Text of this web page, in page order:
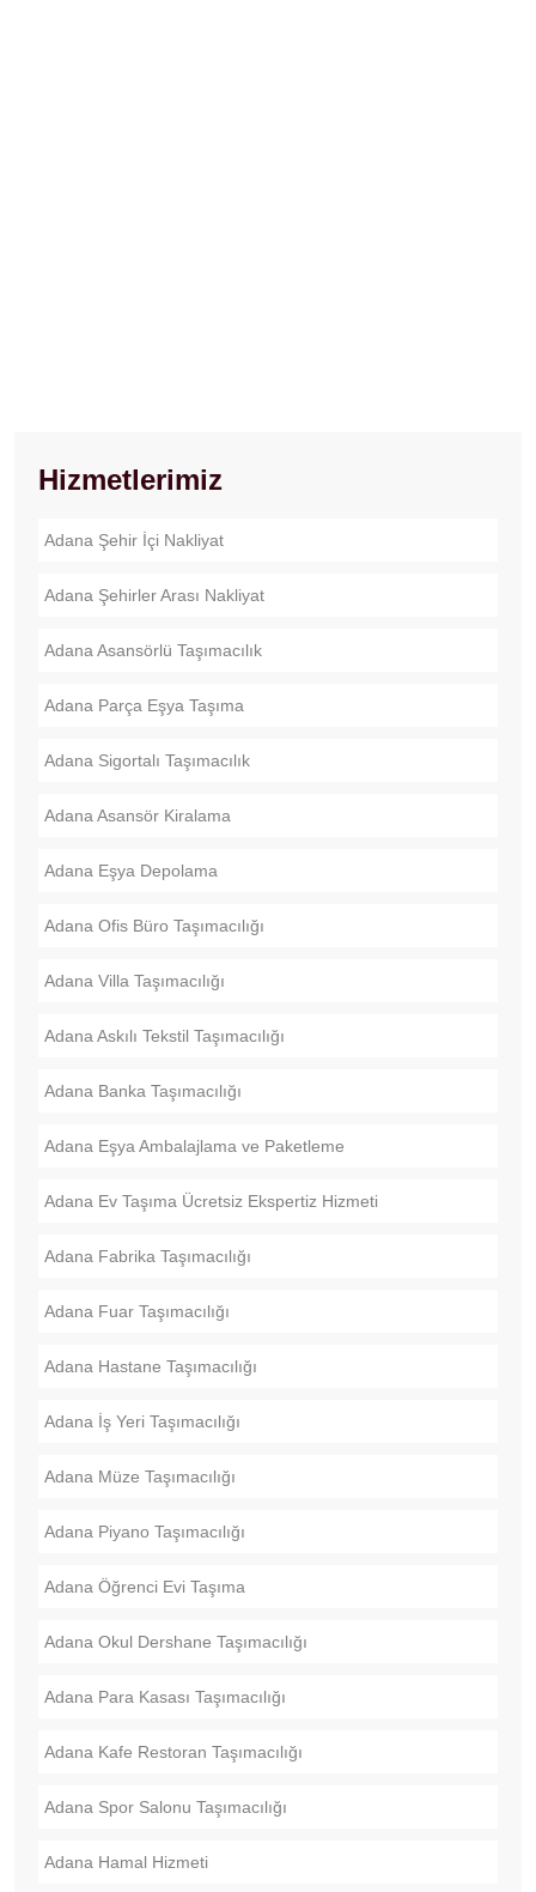
Hizmetlerimiz
Adana Şehir İçi Nakliyat
Adana Şehirler Arası Nakliyat
Adana Asansörlü Taşımacılık
Adana Parça Eşya Taşıma
Adana Sigortalı Taşımacılık
Adana Asansör Kiralama
Adana Eşya Depolama
Adana Ofis Büro Taşımacılığı
Adana Villa Taşımacılığı
Adana Askılı Tekstil Taşımacılığı
Adana Banka Taşımacılığı
Adana Eşya Ambalajlama ve Paketleme
Adana Ev Taşıma Ücretsiz Ekspertiz Hizmeti
Adana Fabrika Taşımacılığı
Adana Fuar Taşımacılığı
Adana Hastane Taşımacılığı
Adana İş Yeri Taşımacılığı
Adana Müze Taşımacılığı
Adana Piyano Taşımacılığı
Adana Öğrenci Evi Taşıma
Adana Okul Dershane Taşımacılığı
Adana Para Kasası Taşımacılığı
Adana Kafe Restoran Taşımacılığı
Adana Spor Salonu Taşımacılığı
Adana Hamal Hizmeti